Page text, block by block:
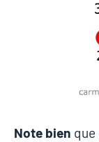
Note bien que